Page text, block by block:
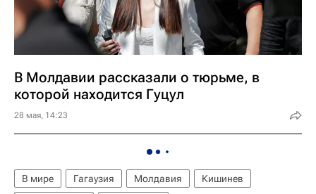
В Молдавии рассказали о тюрьме, в
которой находится Гуцул
28 мая, 14:23
В мире Гагаузия Молдавия
Кишинев